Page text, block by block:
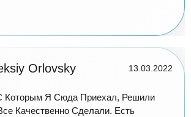
Orlovsky 13.03.2022
Которым Я Сюда Приехал, Решили
Качественно Сделали. Есть